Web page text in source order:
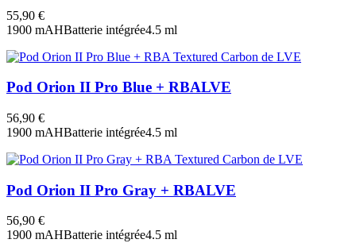
55,90 €
1900 mAHBatterie intégrée4.5 ml
Pod Orion II Pro Blue + RBALVE
56,90 €
1900 mAHBatterie intégrée4.5 ml
Pod Orion II Pro Gray + RBALVE
56,90 €
1900 mAHBatterie intégrée4.5 ml